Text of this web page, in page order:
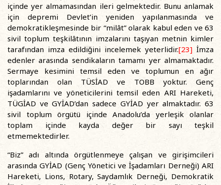
içinde yer almamasından ileri gelmektedir. Bunu anlamak
için depremi Devlet’in yeniden yapılanmasında ve
demokratikleşmesinde bir “milât” olarak kabul eden ve 63
sivil toplum teşkilâtının imzalarını taşıyan metnin kimler
tarafından imza edildiğini incelemek yeterlidir.[23] İmza
edenler arasında sendikaların tamamı yer almamaktadır.
Sermaye kesimini temsil eden ve toplumun en ağır
toplarından olan TÜSİAD ve TOBB yoktur. Genç
işadamlarını ve yöneticilerini temsil eden ARI Hareketi,
TÜGİAD ve GYİAD’dan sadece GYİAD yer almaktadır. 63
sivil toplum örgütü içinde Anadolu’da yerleşik olanlar
toplam içinde kayda değer bir sayı teşkil
etmemektedirler.
“Biz” adı altında örgütlenmeye çalışan ve girişimcileri
arasında GYİAD (Genç Yönetici ve İşadamları Derneği) ARI
Hareketi, Lions, Rotary, Saydamlık Derneği, Demokratik